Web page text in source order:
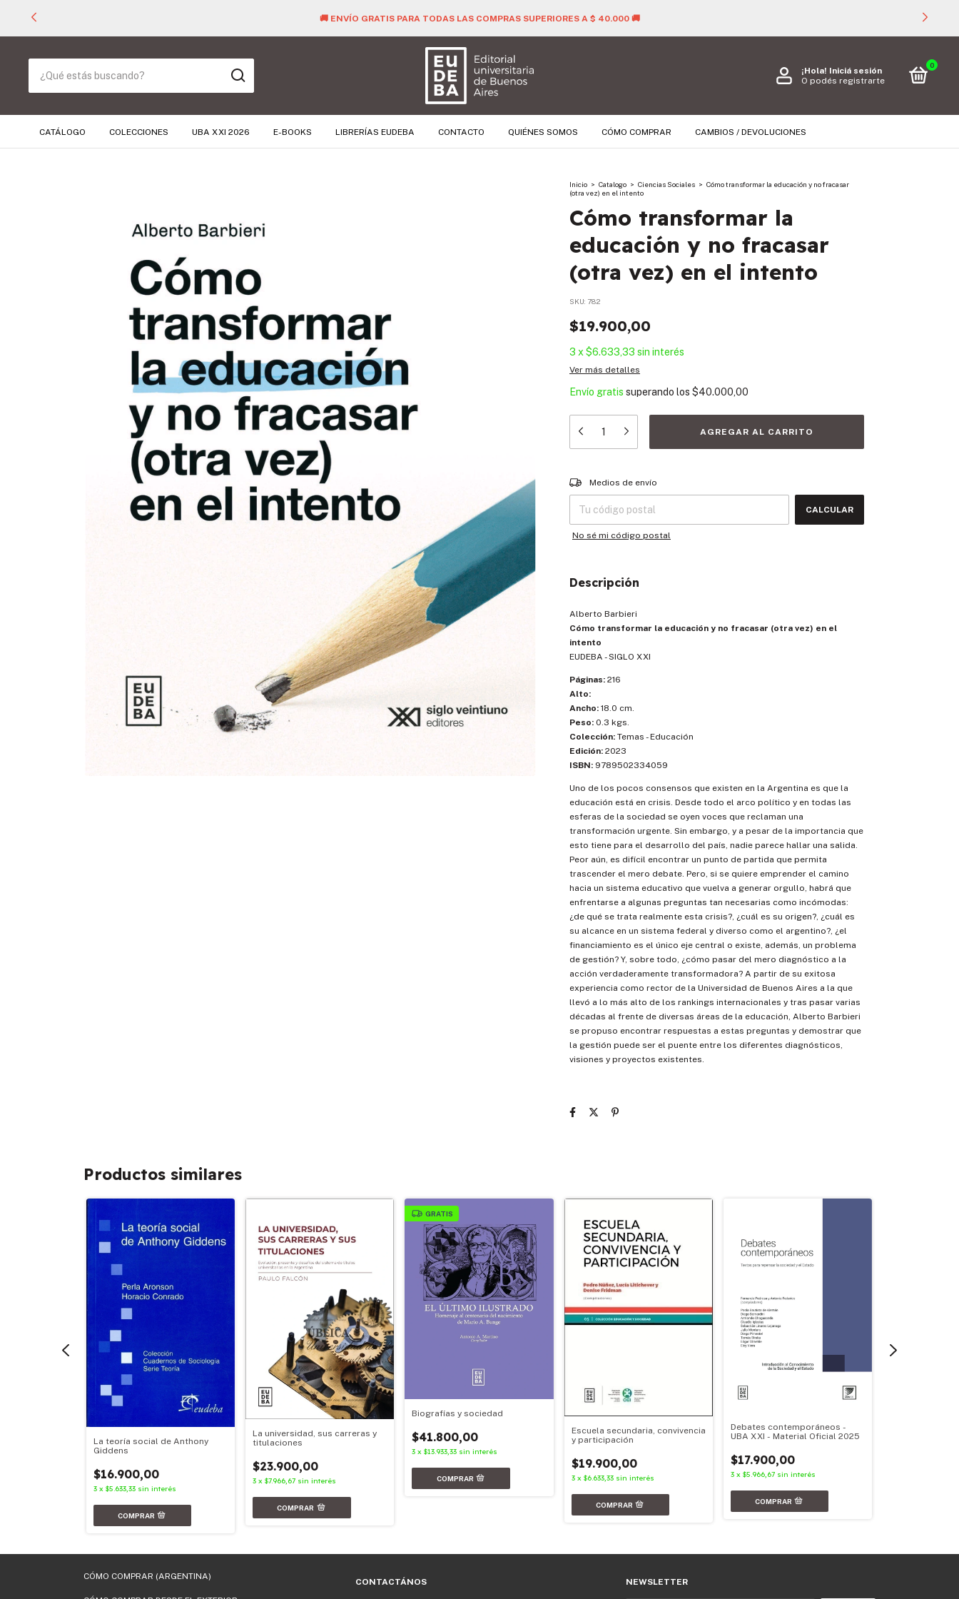
🚚 ENVÍO GRATIS PARA TODAS LAS COMPRAS SUPERIORES A $ 40.000 🚚
¡Hola! Iniciá sesión
O podés registrarte
0
CATÁLOGO COLECCIONES UBA XXI 2026 E-BOOKS LIBRERÍAS EUDEBA CONTACTO QUIÉNES SOMOS CÓMO COMPRAR CAMBIOS / DEVOLUCIONES
Inicio > Catalogo > Ciencias Sociales > Cómo transformar la educación y no fracasar
(otra vez) en el intento
Cómo transformar la
educación y no fracasar
(otra vez) en el intento
SKU: 782
$19.900,00
3 x $6.633,33 sin interés
Ver más detalles
Envío gratis superando los $40.000,00
Entregas para el CP:
Medios de envío
CALCULAR
No sé mi código postal
Descripción
Alberto Barbieri
Cómo transformar la educación y no fracasar (otra vez) en el
intento
EUDEBA - SIGLO XXI
Páginas: 216
Alto:
Ancho: 18.0 cm.
Peso: 0.3 kgs.
Colección: Temas - Educación
Edición: 2023
ISBN: 9789502334059
Uno de los pocos consensos que existen en la Argentina es que la
educación está en crisis. Desde todo el arco político y en todas las
esferas de la sociedad se oyen voces que reclaman una
transformación urgente. Sin embargo, y a pesar de la importancia que
esto tiene para el desarrollo del país, nadie parece hallar una salida.
Peor aún, es difícil encontrar un punto de partida que permita
trascender el mero debate. Pero, si se quiere emprender el camino
hacia un sistema educativo que vuelva a generar orgullo, habrá que
enfrentarse a algunas preguntas tan necesarias como incómodas:
¿de qué se trata realmente esta crisis?, ¿cuál es su origen?, ¿cuál es
su alcance en un sistema federal y diverso como el argentino?, ¿el
financiamiento es el único eje central o existe, además, un problema
de gestión? Y, sobre todo, ¿cómo pasar del mero diagnóstico a la
acción verdaderamente transformadora? A partir de su exitosa
experiencia como rector de la Universidad de Buenos Aires a la que
llevó a lo más alto de los rankings internacionales y tras pasar varias
décadas al frente de diversas áreas de la educación, Alberto Barbieri
se propuso encontrar respuestas a estas preguntas y demostrar que
la gestión puede ser el puente entre los diferentes diagnósticos,
visiones y proyectos existentes.
Productos similares
La teoría social de Anthony
Giddens
$16.900,00
3 x $5.633,33 sin interés
La universidad, sus carreras y
titulaciones
$23.900,00
3 x$7.966,67 sin interés
GRATIS
Biografías y sociedad
$41.800,00
3 x$13.933,33 sin interés
Escuela secundaria, convivencia
y participación
$19.900,00
3 x $6.633,33 sin interés
Debates contemporáneos -
UBA XXI - Material Oficial 2025
$17.900,00
3 x $5.966,67 sin interés
CÓMO COMPRAR (ARGENTINA)
CONTACTÁNOS NEWSLETTER